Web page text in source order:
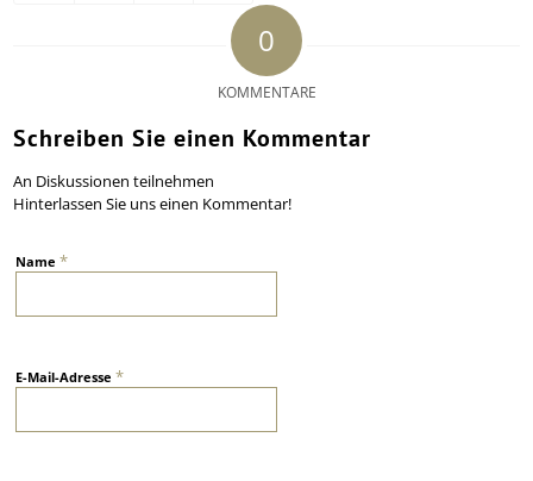
0
KOMMENTARE
Schreiben Sie einen Kommentar
An Diskussionen teilnehmen
Hinterlassen Sie uns einen Kommentar!
Name*
E-Mail-Adresse*